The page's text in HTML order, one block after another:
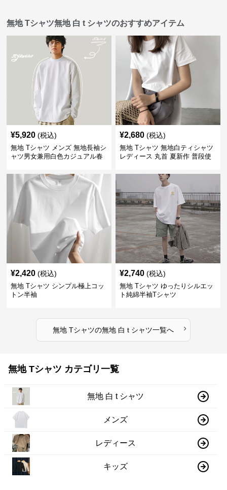
無地 Tシャツ無地 白 t シャツのおすすめアイテム
¥5,920 (税込)
無地 Tシャツ メンズ 無地長袖シ
ャツ男女兼用白色カジュアル春
¥2,680 (税込)
無地 Tシャツ 無地白ティシャツ
レディース 丸首 夏新作 普段使
¥2,420 (税込)
無地 Tシャツ シンプル極上コッ
トン半袖
¥2,740 (税込)
無地 Tシャツ ゆったりシルエッ
ト純綿半袖Tシャツ
無地 Tシャツの無地 白 t シャツ一覧へ ›
無地 Tシャツ カテゴリ一覧
無地 白 t シャツ
メンズ
レディース
キッズ